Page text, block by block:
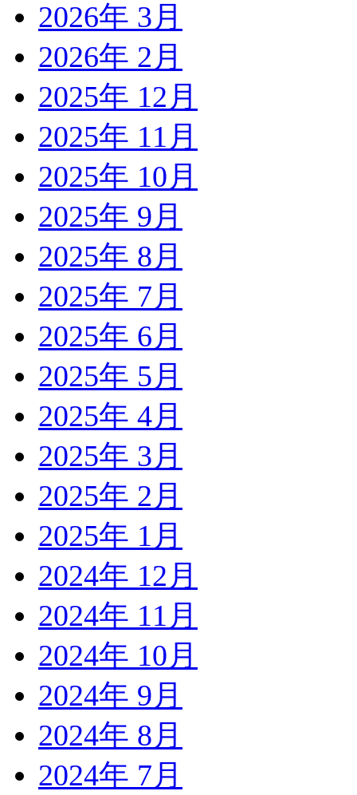
2026年 3月
2026年 2月
2025年 12月
2025年 11月
2025年 10月
2025年 9月
2025年 8月
2025年 7月
2025年 6月
2025年 5月
2025年 4月
2025年 3月
2025年 2月
2025年 1月
2024年 12月
2024年 11月
2024年 10月
2024年 9月
2024年 8月
2024年 7月